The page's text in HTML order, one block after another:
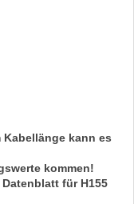
Kabellänge kann es
kommen!
Datenblatt für H155